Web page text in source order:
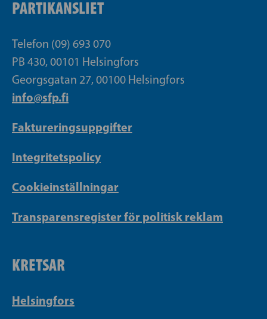
PARTIKANSLIET
Telefon (09) 693 070
PB 430, 00101 Helsingfors
Georgsgatan 27, 00100 Helsingfors
info@sfp.fi
Faktureringsuppgifter
Integritetspolicy
Cookieinställningar
Transparensregister för politisk reklam
KRETSAR
Helsingfors